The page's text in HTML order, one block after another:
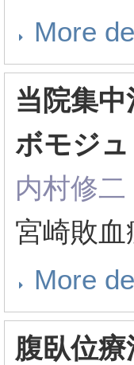
More
当院集
ボモジ
内村修二
宮崎敗
More
腹臥位